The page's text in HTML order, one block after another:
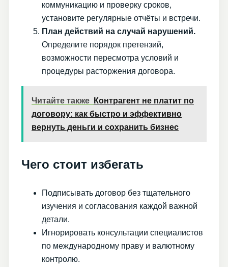
коммуникацию и проверку сроков,
установите регулярные отчёты и встречи.
План действий на случай нарушений.
Определите порядок претензий,
возможности пересмотра условий и
процедуры расторжения договора.
Читайте также
Контрагент не платит по
договору: как быстро и эффективно
вернуть деньги и сохранить бизнес
Чего стоит избегать
Подписывать договор без тщательного
изучения и согласования каждой важной
детали.
Игнорировать консультации специалистов
по международному праву и валютному
контролю.